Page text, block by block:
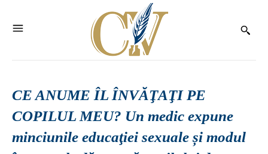
CE ANUME ÎL ÎNVĂŢAŢI PE
COPILUL MEU? Un medic expune
minciunile educaţiei sexuale și modul